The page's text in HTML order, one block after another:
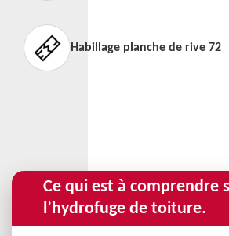
Habillage planche de rive 72
Ce qui est à comprendre
l’hydrofuge de toiture.